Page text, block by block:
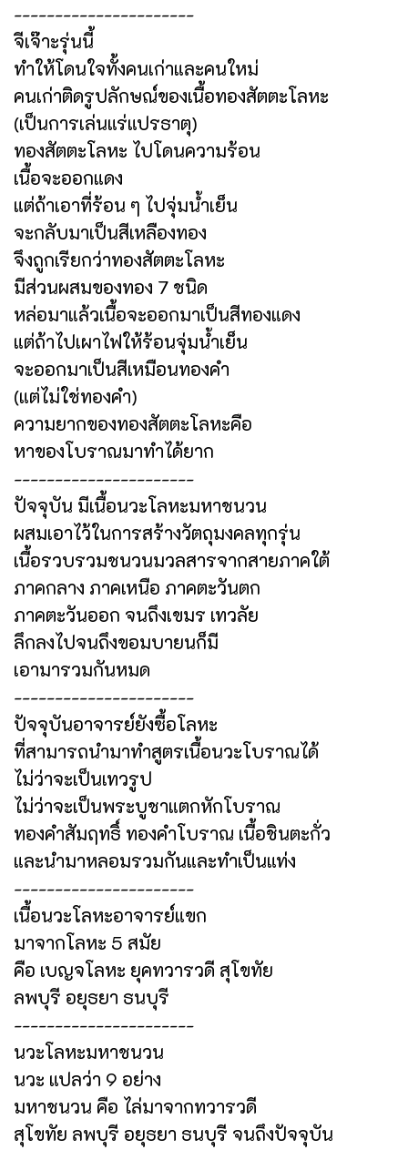
----------------------
จีเจ๊าะรุ่นนี้
ทำให้โดนใจทั้งคนเก่าและคนใหม่
คนเก่าติดรูปลักษณ์ของเนื้อทองสัตตะโลหะ
(เป็นการเล่นแร่แปรธาตุ)
ทองสัตตะโลหะ ไปโดนความร้อน
เนื้อจะออกแดง
แต่ถ้าเอาที่ร้อน ๆ ไปจุ่มน้ำเย็น
จะกลับมาเป็นสีเหลืองทอง
จึงถูกเรียกว่าทองสัตตะโลหะ
มีส่วนผสมของทอง 7 ชนิด
หล่อมาแล้วเนื้อจะออกมาเป็นสีทองแดง
แต่ถ้าไปเผาไฟให้ร้อนจุ่มน้ำเย็น
จะออกมาเป็นสีเหมือนทองคำ
(แต่ไม่ใช่ทองคำ)
ความยากของทองสัตตะโลหะคือ
หาของโบราณมาทำได้ยาก
----------------------
ปัจจุบัน มีเนื้อนวะโลหะมหาชนวน
ผสมเอาไว้ในการสร้างวัตถุมงคลทุกรุ่น
เนื้อรวบรวมชนวนมวลสารจากสายภาคใต้
ภาคกลาง ภาคเหนือ ภาคตะวันตก
ภาคตะวันออก จนถึงเขมร เทวลัย
ลึกลงไปจนถึงขอมบายนก็มี
เอามารวมกันหมด
----------------------
ปัจจุบันอาจารย์ยังซื้อโลหะ
ที่สามารถนำมาทำสูตรเนื้อนวะโบราณได้
ไม่ว่าจะเป็นเทวรูป
ไม่ว่าจะเป็นพระบูชาแตกหักโบราณ
ทองคำสัมฤทธิ์ ทองคำโบราณ เนื้อชินตะกั่ว
และนำมาหลอมรวมกันและทำเป็นแท่ง
----------------------
เนื้อนวะโลหะอาจารย์แขก
มาจากโลหะ 5 สมัย
คือ เบญจโลหะ ยุคทวารวดี สุโขทัย
ลพบุรี อยุธยา ธนบุรี
----------------------
นวะโลหะมหาชนวน
นวะ แปลว่า 9 อย่าง
มหาชนวน คือ ไล่มาจากทวารวดี
สุโขทัย ลพบุรี อยุธยา ธนบุรี จนถึงปัจจุบัน